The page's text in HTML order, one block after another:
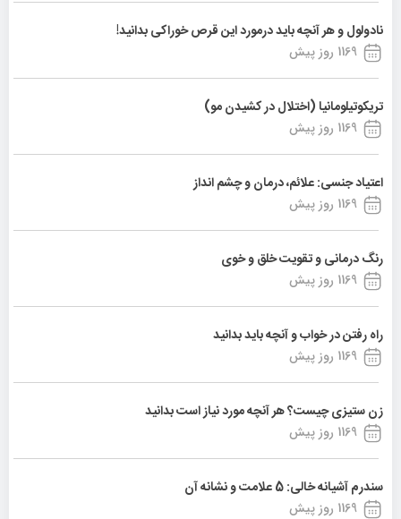
نادولول و هر آنچه باید درمورد این قرص خوراکی بدانید!
1169 روز پیش
تریکوتیلومانیا (اختلال در کشیدن مو)
1169 روز پیش
اعتیاد جنسی: علائم، درمان و چشم انداز
1169 روز پیش
رنگ درمانی و تقویت خلق و خوی
1169 روز پیش
راه رفتن در خواب و آنچه باید بدانید
1169 روز پیش
زن ستیزی چیست؟ هر آنچه مورد نیاز است بدانید
1169 روز پیش
سندرم آشیانه خالی: 5 علامت و نشانه آن
1169 روز پیش